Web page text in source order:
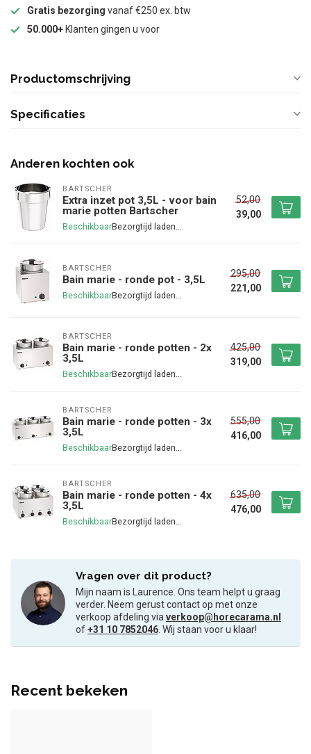
Gratis bezorging vanaf €250 ex. btw
50.000+ Klanten gingen u voor
Productomschrijving
Specificaties
Anderen kochten ook
BARTSCHER
Extra inzet pot 3,5L - voor bain
marie potten Bartscher
Beschikbaar
52,00
39,00
BARTSCHER
Bain marie - ronde pot - 3,5L
Beschikbaar
295,00
221,00
BARTSCHER
Bain marie - ronde potten - 2x
3,5L
Beschikbaar
425,00
319,00
BARTSCHER
Bain marie - ronde potten - 3x
3,5L
Beschikbaar
555,00
416,00
BARTSCHER
Bain marie - ronde potten - 4x
3,5L
Beschikbaar
635,00
476,00
Vragen over dit product?
Mijn naam is Laurence. Ons team helpt u graag
verder. Neem gerust contact op met onze
verkoop afdeling viaverkoop@horecarama.nl
of+31 10 7852046. Wij staan voor u klaar!
Recent bekeken